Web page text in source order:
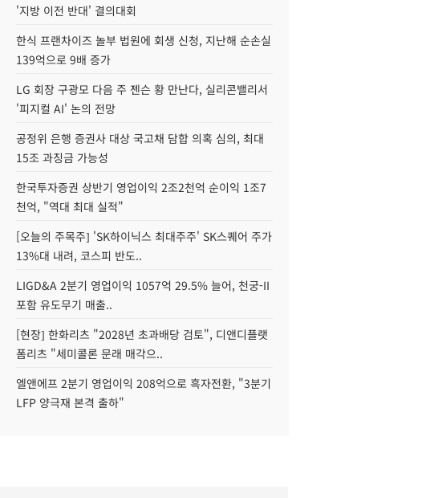
'지방 이전 반대' 결의대회
한식 프랜차이즈 놀부 법원에 회생 신청, 지난해 순손실
139억으로 9배 증가
LG 회장 구광모 다음 주 젠슨 황 만난다, 실리콘밸리서
'피지컬 AI' 논의 전망
공정위 은행 증권사 대상 국고채 담합 의혹 심의, 최대
15조 과징금 가능성
한국투자증권 상반기 영업이익 2조2천억 순이익 1조7
천억, "역대 최대 실적"
[오늘의 주목주] 'SK하이닉스 최대주주' SK스퀘어 주가
13%대 내려, 코스피 반도..
LIGD&A 2분기 영업이익 1057억 29.5% 늘어, 천궁-II
포함 유도무기 매출..
[현장] 한화리츠 "2028년 초과배당 검토", 디앤디플랫
폼리츠 "세미콜론 문래 매각으..
엘앤에프 2분기 영업이익 208억으로 흑자전환, "3분기
LFP 양극재 본격 출하"